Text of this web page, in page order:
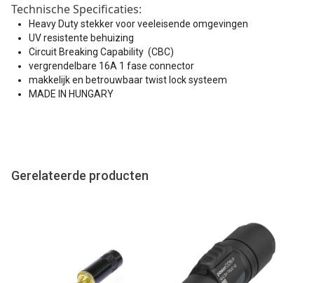
Technische Specificaties:
Heavy Duty stekker voor veeleisende omgevingen
UV resistente behuizing
Circuit Breaking Capability (CBC)
vergrendelbare 16A 1 fase connector
makkelijk en betrouwbaar twist lock systeem
MADE IN HUNGARY
Gerelateerde producten